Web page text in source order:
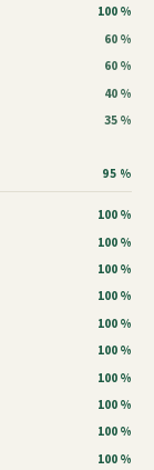
100 %
60 %
60 %
40 %
35 %
95 %
100 %
100 %
100 %
100 %
100 %
100 %
100 %
100 %
100 %
100 %